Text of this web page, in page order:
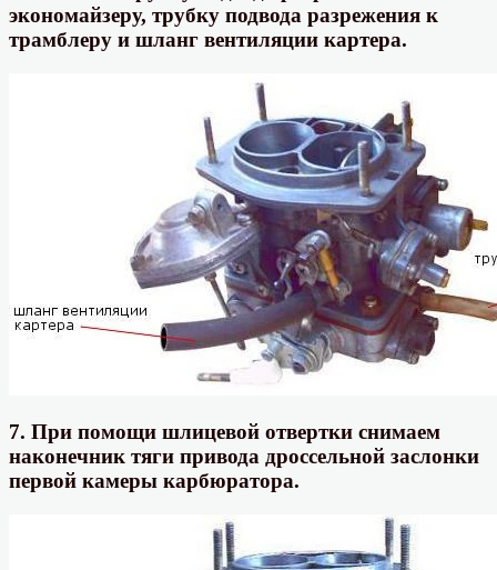
экономайзеру, трубку подвода разрежения к
трамблеру и шланг вентиляции картера.
7. При помощи шлицевой отвертки снимаем
наконечник тяги привода дроссельной заслонки
первой камеры карбюратора.